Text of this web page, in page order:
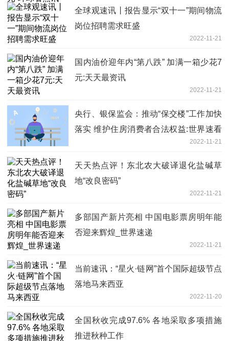
全球观速讯丨报告显示“双十一”期间物流
岗位招聘需求旺盛
2022-11-21
国内油价迎年内“第八跌” 加满一箱少花7
元:天天最资讯
2022-11-21
央行、银保监会：推动“保交楼”工作加快
落实 维护住房消费者合法权益:世界速看
2022-11-21
天天热点评！东北农大破译退化盐碱草
地“改良密码”
2022-11-21
多部国产新片亮相 中国电影票房明年能
否迎来辉煌_世界速递
2022-11-21
当前速讯：“星火·链网”首个国际超级节点
落地马来西亚
2022-11-20
全国秋收完成97.6% 各地采取多项措施
推进秋种工作